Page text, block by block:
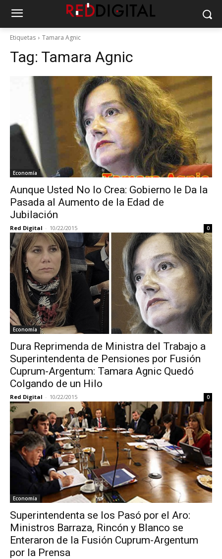
Etiquetas Tamara Agnic
Tag: Tamara Agnic
Economía
Aunque Usted No lo Crea: Gobierno le Da la
Pasada al Aumento de la Edad de
Jubilación
Red Digital - 10/22/2015 0
Economía
Dura Reprimenda de Ministra del Trabajo a
Superintendenta de Pensiones por Fusión
Cuprum-Argentum: Tamara Agnic Quedó
Colgando de un Hilo
Red Digital - 10/22/2015 0
Economía
Superintendenta se los Pasó por el Aro:
Ministros Barraza, Rincón y Blanco se
Enteraron de la Fusión Cuprum-Argentum
por la Prensa